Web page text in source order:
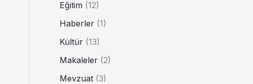
Eğitim (12)
Haberler (1)
Kültür (13)
Makaleler (2)
Mevzuat (3)